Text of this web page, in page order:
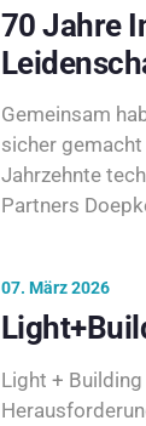
70 Jahre
Gemeinsam
sicher
Jahrzehnte
Partners
07. März 2026
Light +